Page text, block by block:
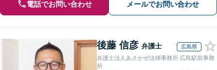
電話でお問い合わせ メールでお問い合わせ
後藤 信彦 弁護士 広島県
弁護士法人あさかぜ法律事務所 広島駅前事務
所